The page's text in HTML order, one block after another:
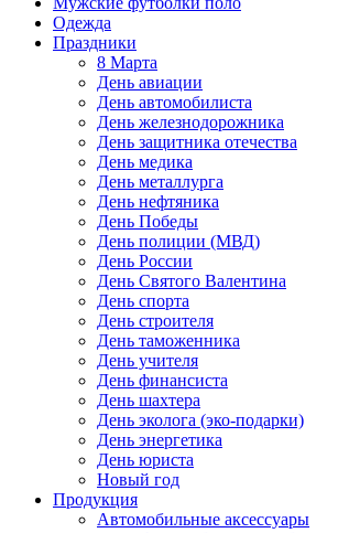
Одежда
Праздники
8 Марта
День авиации
День автомобилиста
День железнодорожника
День защитника отечества
День медика
День металлурга
День нефтяника
День Победы
День полиции (МВД)
День России
День Святого Валентина
День спорта
День строителя
День таможенника
День учителя
День финансиста
День шахтера
День эколога (эко-подарки)
День энергетика
День юриста
Новый год
Продукция
Автомобильные аксессуары